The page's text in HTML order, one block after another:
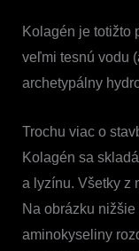
Kolagén je totižto
veľmi tesnú vodu
archetypálny
Trochu viac o
Kolagén sa
a lyzínu. Všetky z
Na obrázku
aminokyseliny